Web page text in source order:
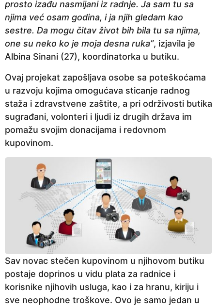
prosto izađu nasmijani iz radnje. Ja sam tu sa
njima već osam godina, i ja njih gledam kao
sestre. Da mogu čitav život bih bila tu sa njima,
one su neko ko je moja desna ruka”, izjavila je
Albina Sinani (27), koordinatorka u butiku.
Ovaj projekat zapošljava osobe sa poteškoćama
u razvoju kojima omogućava sticanje radnog
staža i zdravstvene zaštite, a pri održivosti butika
sugrađani, volonteri i ljudi iz drugih država im
pomažu svojim donacijama i redovnom
kupovinom.
Sav novac stečen kupovinom u njihovom butiku
postaje doprinos u vidu plata za radnice i
korisnike njihovih usluga, kao i za hranu, kiriju i
sve neophodne troškove. Ovo je samo jedan u